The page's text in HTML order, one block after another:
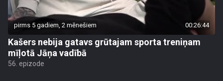
pirms 5 gadiem, 2 mēnešiem 00:26:44
Kašers nebija gatavs grūtajam sporta treniņam
mīļotā Jāņa vadībā
56. epizode